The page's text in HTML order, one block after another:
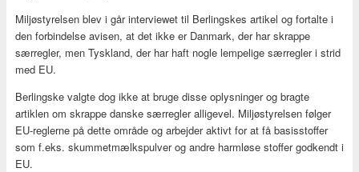
Miljøstyrelsen blev i går interviewet til Berlingskes artikel og fortalte i
den forbindelse avisen, at det ikke er Danmark, der har skrappe
særregler, men Tyskland, der har haft nogle lempelige særregler i strid
med EU.
Berlingske valgte dog ikke at bruge disse oplysninger og bragte
artiklen om skrappe danske særregler alligevel. Miljøstyrelsen følger
EU-reglerne på dette område og arbejder aktivt for at få basisstoffer
som f.eks. skummetmælkspulver og andre harmløse stoffer godkendt i
EU.